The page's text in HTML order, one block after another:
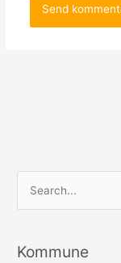
e
Kommune